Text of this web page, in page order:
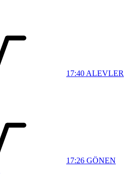
17:40 ALEVLER
17:26 GÖNEN